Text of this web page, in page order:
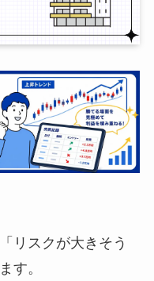
リスクが大きそう
す。